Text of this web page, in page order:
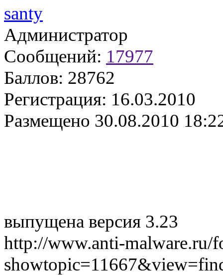
santy
Администратор
Сообщений: 17977
Баллов: 28762
Регистрация: 16.03.2010
Размещено 30.08.2010
выпущена версия 3.23
http://www.anti-malware.ru/